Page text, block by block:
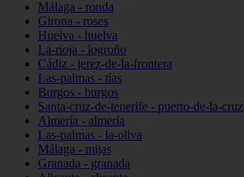
Málaga - ronda
Girona - roses
Huelva - huelva
La-rioja - logroño
Cádiz - jerez-de-la-frontera
Las-palmas - tías
Burgos - burgos
Santa-cruz-de-tenerife - puerto-de-la-cruz
Almería - almería
Las-palmas - la-oliva
Málaga - mijas
Granada - granada